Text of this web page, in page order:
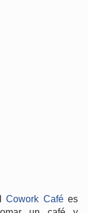
Cowork Cafées